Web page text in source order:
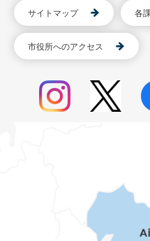
サイトマップ 各
市役所へのアクセス